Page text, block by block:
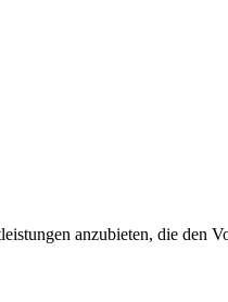
anzubieten, die den